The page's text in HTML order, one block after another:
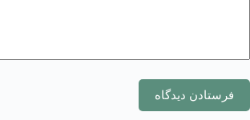
فرستادن دیدگاه